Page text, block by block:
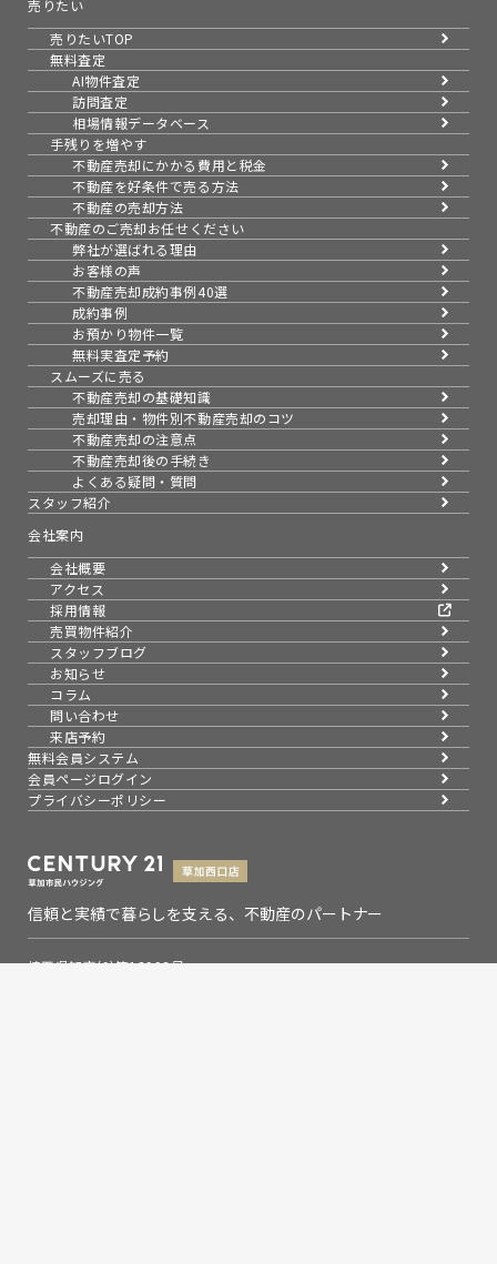
売りたい
売りたいTOP
無料査定
AI物件査定
訪問査定
相場情報データベース
手残りを増やす
不動産売却にかかる費用と税金
不動産を好条件で売る方法
不動産の売却方法
不動産のご売却お任せください
弊社が選ばれる理由
お客様の声
不動産売却成約事例40選
成約事例
お預かり物件一覧
無料実査定予約
スムーズに売る
不動産売却の基礎知識
売却理由・物件別不動産売却のコツ
不動産売却の注意点
不動産売却後の手続き
よくある疑問・質問
スタッフ紹介
会社案内
会社概要
アクセス
採用情報
売買物件紹介
スタッフブログ
お知らせ
コラム
問い合わせ
来店予約
無料会員システム
会員ページログイン
プライバシーポリシー
信頼と実績で暮らしを支える、不動産のパートナー
埼玉県知事(9)第13993号